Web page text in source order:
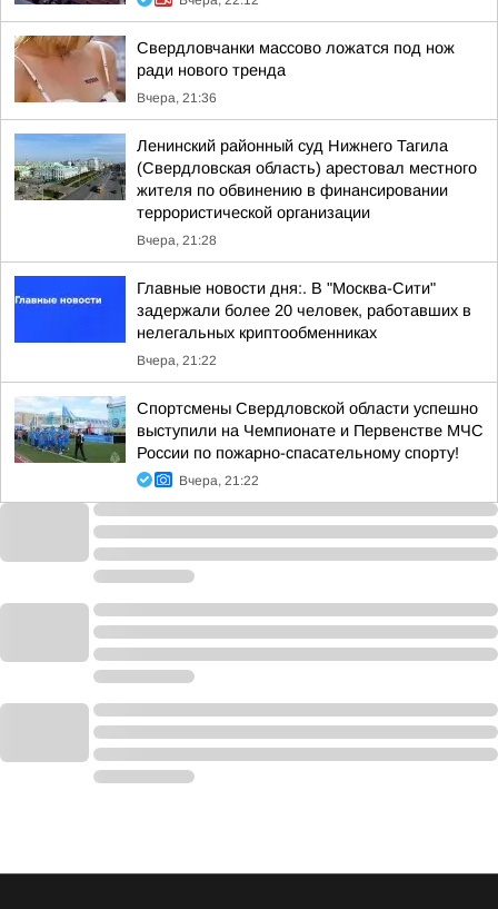
Свердловчанки массово ложатся под нож
ради нового тренда
Вчера, 21:36
Ленинский районный суд Нижнего Тагила
(Свердловская область) арестовал местного
жителя по обвинению в финансировании
террористической организации
Вчера, 21:28
Главные новости дня:. В "Москва-Сити"
задержали более 20 человек, работавших в
нелегальных криптообменниках
Вчера, 21:22
Спортсмены Свердловской области успешно
выступили на Чемпионате и Первенстве МЧС
России по пожарно-спасательному спорту!
Вчера, 21:22